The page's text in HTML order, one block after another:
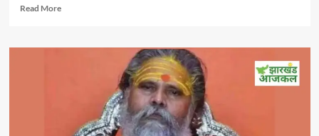
Read MoreRead
यूपी: